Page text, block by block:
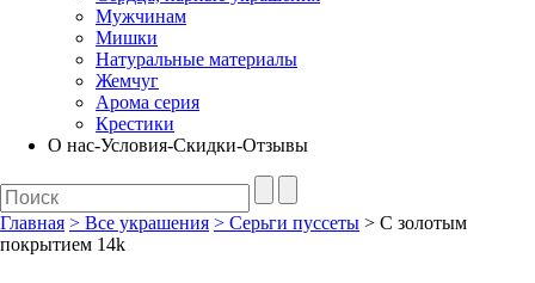
Мужчинам
Мишки
Натуральные материалы
Жемчуг
Арома серия
Крестики
О нас-Условия-Скидки-Отзывы
Главная > Все украшения > Серьги пуссеты > С золотым
покрытием 14k